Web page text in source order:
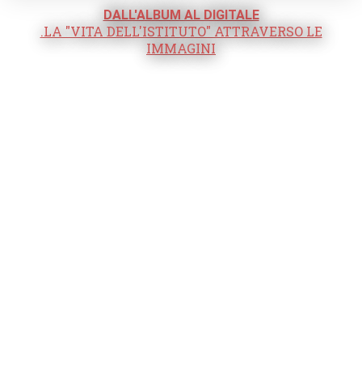
DALL'ALBUM AL DIGITALE
.LA "VITA DELL'ISTITUTO" ATTRAVERSO LE
IMMAGINI